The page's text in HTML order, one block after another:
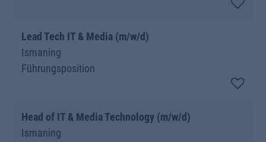
Lead Tech IT & Media (m/w/d)
Ismaning
Führungsposition
Head of IT & Media Technology (m/w/d)
Ismaning